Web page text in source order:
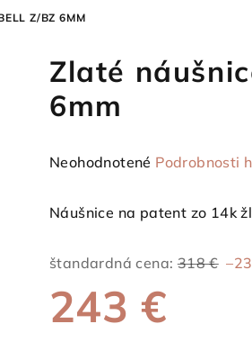
Z/BZ 6MM
Zlaté
6mm
Priemerné
produktu
z
5
hviezdičiek.
Neohodnotené Podrobnosti
Náušnice na patent zo 14k
štandardná cena: 318 €
243 €